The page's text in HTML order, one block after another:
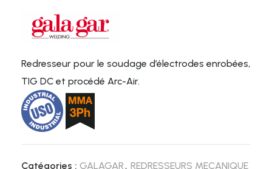
Redresseur pour le soudage d’électrodes enrobées,
TIG DC et procédé Arc-Air.
Catégories : GALAGAR , REDRESSEURS MECANIQUE